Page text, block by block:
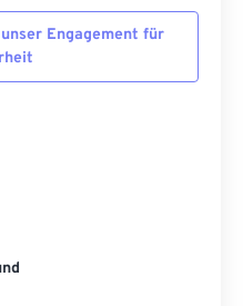
Engagement für